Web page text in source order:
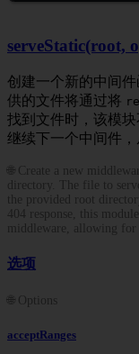
serveStatic(root,
创建一个新的中间
供的文件将通过将
找到文件时，该模
继续下一个中间件，
🌐 Create a new
directory. The file to
the provided root
404 response, this
middleware, allowing for
选项
🌐 Options
acceptRanges